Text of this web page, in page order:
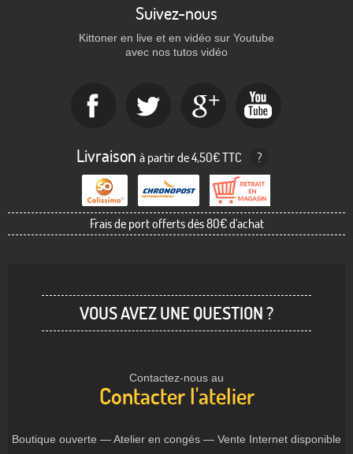
Suivez-nous
Kittoner en live et en vidéo sur Youtube
avec nos tutos vidéo
Livraison à partir de 4,50€ TTC ?
Frais de port offerts dès 80€ d'achat
VOUS AVEZ UNE QUESTION ?
Contactez-nous au
Contacter l'atelier
Boutique ouverte — Atelier en congés — Vente Internet disponible